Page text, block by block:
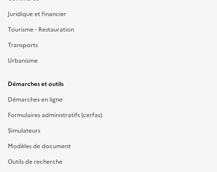
Juridique et financier
Tourisme - Restauration
Transports
Urbanisme
Démarches et outils
Démarches en ligne
Formulaires administratifs (cerfas)
Simulateurs
Modèles de document
Outils de recherche